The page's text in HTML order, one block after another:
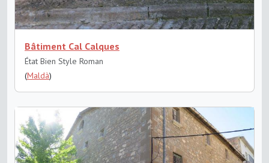
Bâtiment Cal Calques
État Bien Style Roman
(Maldà)